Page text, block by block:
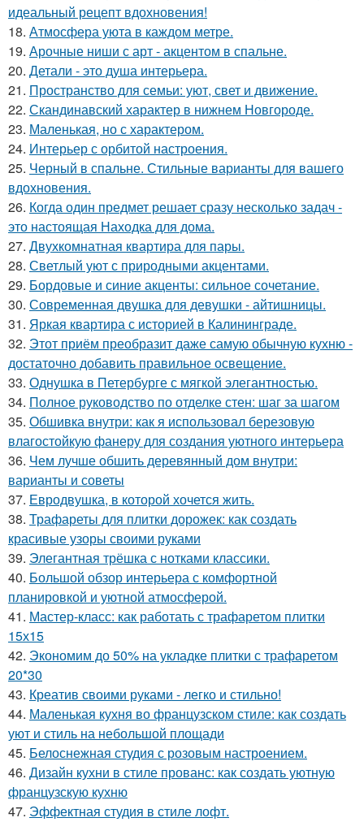
идеальный рецепт вдохновения!
18. Атмосфера уюта в каждом метре.
19. Арочные ниши с арт - акцентом в спальне.
20. Детали - это душа интерьера.
21. Пространство для семьи: уют, свет и движение.
22. Скандинавский характер в нижнем Новгороде.
23. Маленькая, но с характером.
24. Интерьер с орбитой настроения.
25. Черный в спальне. Стильные варианты для вашего
вдохновения.
26. Когда один предмет решает сразу несколько задач -
это настоящая Находка для дома.
27. Двухкомнатная квартира для пары.
28. Светлый уют с природными акцентами.
29. Бордовые и синие акценты: сильное сочетание.
30. Современная двушка для девушки - айтишницы.
31. Яркая квартира с историей в Калининграде.
32. Этот приём преобразит даже самую обычную кухню -
достаточно добавить правильное освещение.
33. Однушка в Петербурге с мягкой элегантностью.
34. Полное руководство по отделке стен: шаг за шагом
35. Обшивка внутри: как я использовал березовую
влагостойкую фанеру для создания уютного интерьера
36. Чем лучше обшить деревянный дом внутри:
варианты и советы
37. Евродвушка, в которой хочется жить.
38. Трафареты для плитки дорожек: как создать
красивые узоры своими руками
39. Элегантная трёшка с нотками классики.
40. Большой обзор интерьера с комфортной
планировкой и уютной атмосферой.
41. Мастер-класс: как работать с трафаретом плитки
15х15
42. Экономим до 50% на укладке плитки с трафаретом
20*30
43. Креатив своими руками - легко и стильно!
44. Маленькая кухня во французском стиле: как создать
уют и стиль на небольшой площади
45. Белоснежная студия с розовым настроением.
46. Дизайн кухни в стиле прованс: как создать уютную
французскую кухню
47. Эффектная студия в стиле лофт.